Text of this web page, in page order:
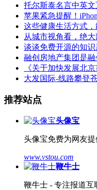
托尔斯泰名言中英文
苹果紧急提醒！
这些健康生活方式
从城市视角看，绝
谈谈免费开源的知
融创房地产集团是
《关于加快发展北
大发国际-线路攀登
推荐站点
头像宝
头像宝免费为网友
www.vstou.com
鞭牛士
鞭牛士 - 专注报道互